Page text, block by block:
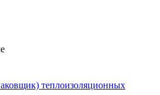
теплоизоляционных